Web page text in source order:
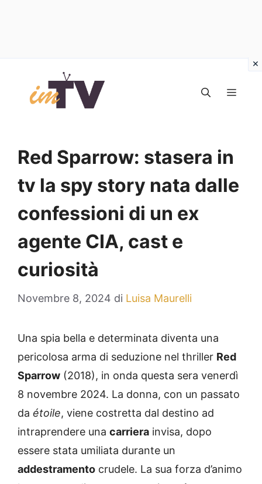
contenuto
Red Sparrow: stasera in
tv la spy story nata dalle
confessioni di un ex
agente CIA, cast e
curiosità
Novembre 8, 2024 di Luisa Maurelli
Una spia bella e determinata diventa una
pericolosa arma di seduzione nel thriller Red
Sparrow (2018), in onda questa sera venerdì
8 novembre 2024. La donna, con un passato
da étoile, viene costretta dal destino ad
intraprendere una carriera invisa, dopo
essere stata umiliata durante un
addestramento crudele. La sua forza d’animo